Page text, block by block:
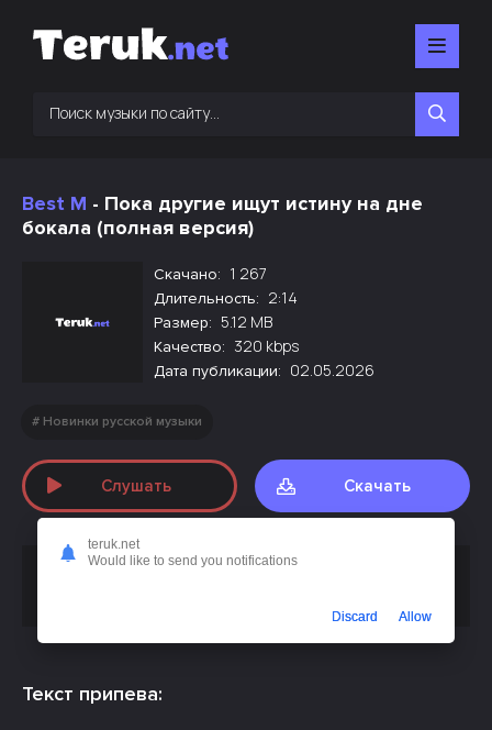
Best M - Пока другие ищут истину на дне
бокала (полная версия)
Скачано: 1 267
Длительность: 2:14
Размер: 5.12 MB
Качество: 320 kbps
Дата публикации: 02.05.2026
Новинки русской музыки
Слушать Скачать
Текст припева:
teruk.net
Would like to send you notifications
Discard Allow